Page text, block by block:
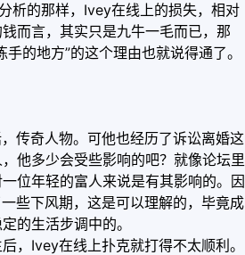
析的那样，Ivey在线上的损失，相对
而言，其实只是九牛一毛而已，那
的地方”的这个理由也就说得通了。
传奇人物。可他也经历了诉讼离婚这
他多少会受些影响的吧？就像论坛里
位年轻的富人来说是有其影响的。因
些下风期，这是可以理解的，毕竟成
的生活步调中的。
，Ivey在线上扑克就打得不太顺利。